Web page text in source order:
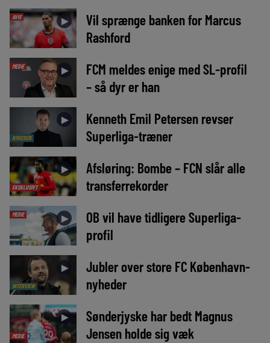
AVIS ►
Vil sprænge banken for Marcus
Rashford
MEDIE ►
FCM meldes enige med SL-profil
– så dyr er han
NYHEDER
►
Kenneth Emil Petersen revser
Superliga-træner
EKSKLUSIVT
►
Afsløring: Bombe – FCN slår alle
transferrekorder
MEDIE ►
OB vil have tidligere Superliga-
profil
INTERVIEW
►
Jubler over store FC København-
nyheder
MEDIE
►
Sønderjyske har bedt Magnus
Jensen holde sig væk